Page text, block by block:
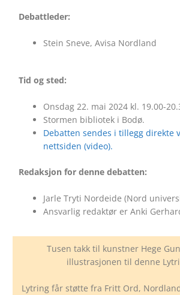
Debattleder:
Stein Sneve, Avisa Nordland
Tid og sted:
Onsdag 22. mai 2024 kl. 19.00-
Stormen bibliotek i Bodø.
Debatten sendes i tillegg direkte
nettsiden (video).
Redaksjon for denne debatten:
Jarle Tryti Nordeide (Nord
Ansvarlig redaktør er Anki
Tusen takk til kunstner Hege
illustrasjonen til denne
Lytring får støtte fra Fritt Ord,